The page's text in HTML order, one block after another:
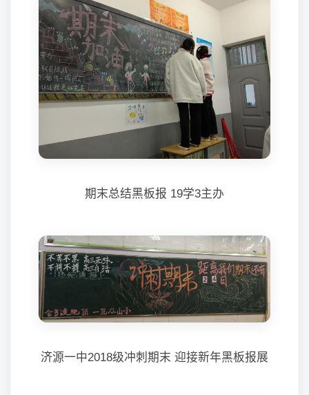
期末总结黑板报 19学3主办
济源一中2018级冲刺期末 迎接新年黑板报展